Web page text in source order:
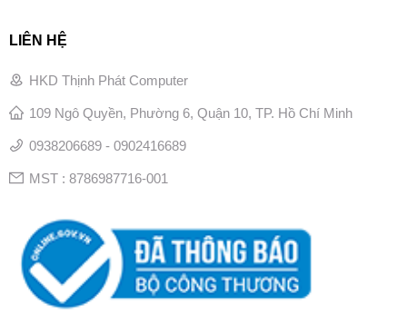
LIÊN HỆ
HKD Thịnh Phát Computer
109 Ngô Quyền, Phường 6, Quận 10, TP. Hồ Chí Minh
0938206689 - 0902416689
MST : 8786987716-001